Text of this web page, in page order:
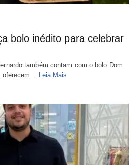
bolo inédito para celebrar
também contam com o bolo Dom
oferecem… Leia Mais